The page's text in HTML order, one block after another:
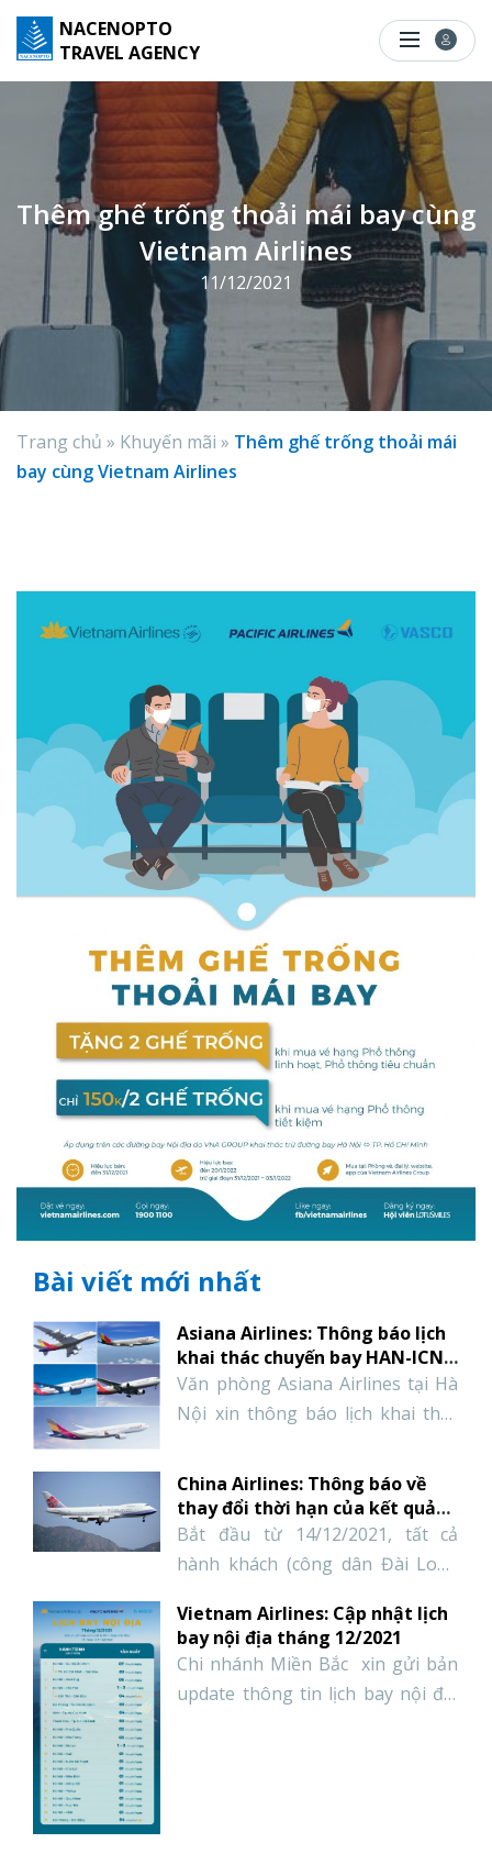
n
NACENOPTO
TRAVEL AGENCY
Thêm ghế trống thoải mái bay cùng
Vietnam Airlines
11/12/2021
Trang chủ » Khuyến mãi » Thêm ghế trống thoải mái
bay cùng Vietnam Airlines
Bài viết mới nhất
Asiana Airlines: Thông báo lịch
khai thác chuyến bay HAN-ICN-
HAN tháng 1 năm 2022
Văn phòng Asiana Airlines tại Hà
Nội xin thông báo lịch khai thác
HAN trong tháng 1 năm 2022; cụ
thể như sau: 1. KHAI THÁC
CHUYẾN BAY HAN-ICN * THÁNG
1 NĂM 2022 – Ngày bay : THỨ 2,
chuyến bay : OZ734 – Giờ […]
China Airlines: Thông báo về
thay đổi thời hạn của kết quả
xét nghiệm PCR đối với khách
nhập cảnh Đài Loan
Bắt đầu từ 14/12/2021, tất cả
hành khách (công dân Đài Loan
cư trú) đến Đài Loan được yêu
cầu cung cấp giấy chứng nhận Kết
quả xét nghiệm COVID-19 RT-PCR
âm tính, được cấp trong vòng ba
Vietnam Airlines: Cập nhật lịch
bay nội địa tháng 12/2021
Chi nhánh Miền Bắc xin gửi bản
update thông tin lịch bay nội địa